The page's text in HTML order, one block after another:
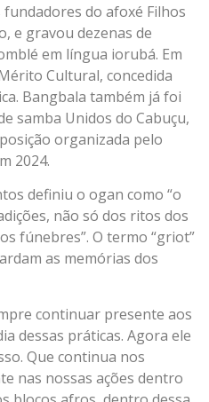
do afoxé Filhos
e gravou dezenas de
em língua iorubá. Em
Cultural, concedida
Bangbala também já foi
samba Unidos do Cabuçu,
organizada pelo
2024.
definiu o ogan como “o
não só dos ritos dos
fúnebres”. O termo “griot”
as memórias dos
continuar presente aos
dessas práticas. Agora ele
Que continua nos
nas nossas ações dentro